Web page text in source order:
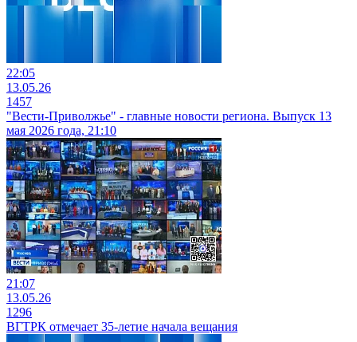
22:05
13.05.26
1457
"Вести-Приволжье" - главные новости региона. Выпуск 13
мая 2026 года, 21:10
21:07
13.05.26
1296
ВГТРК отмечает 35-летие начала вещания